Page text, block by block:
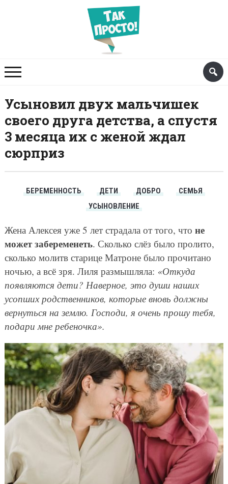
Усыновил двух мальчишек
своего друга детства, а спустя
3 месяца их с женой ждал
сюрприз
БЕРЕМЕННОСТЬ ДЕТИ ДОБРО
СЕМЬЯ
УСЫНОВЛЕНИЕ
Жена Алексея уже 5 лет страдала от того, что не
может забеременеть. Сколько слёз было пролито,
сколько молитв старице Матроне было прочитано
ночью, а всё зря. Лиля размышляла: «Откуда
появляются дети? Наверное, это души наших
усопших родственников, которые вновь должны
вернуться на землю. Господи, я очень прошу тебя,
подари мне ребеночка».